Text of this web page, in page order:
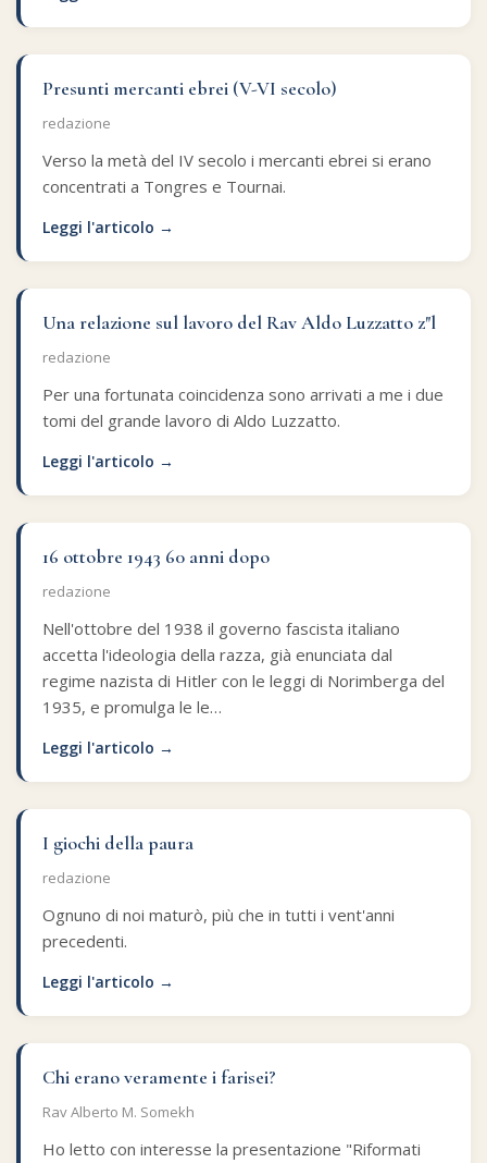
Presunti mercanti ebrei (V-VI secolo)
redazione
Verso la metà del IV secolo i mercanti ebrei si erano
concentrati a Tongres e Tournai.
Leggi l'articolo →
Una relazione sul lavoro del Rav Aldo Luzzatto z"l
redazione
Per una fortunata coincidenza sono arrivati a me i due
tomi del grande lavoro di Aldo Luzzatto.
Leggi l'articolo →
16 ottobre 1943 60 anni dopo
redazione
Nell'ottobre del 1938 il governo fascista italiano
accetta l'ideologia della razza, già enunciata dal
regime nazista di Hitler con le leggi di Norimberga del
1935, e promulga le le…
Leggi l'articolo →
I giochi della paura
redazione
Ognuno di noi maturò, più che in tutti i vent'anni
precedenti.
Leggi l'articolo →
Chi erano veramente i farisei?
Rav Alberto M. Somekh
Ho letto con interesse la presentazione "Riformati